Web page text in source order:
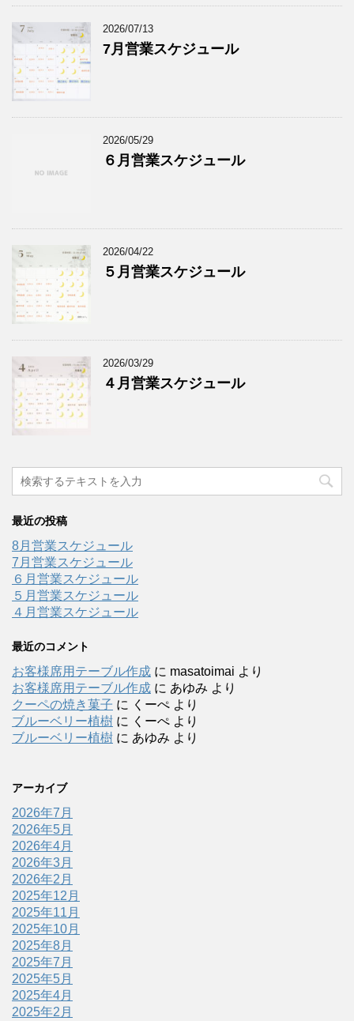
2026/07/13
7月営業スケジュール
2026/05/29
６月営業スケジュール
2026/04/22
５月営業スケジュール
2026/03/29
４月営業スケジュール
最近の投稿
8月営業スケジュール
7月営業スケジュール
６月営業スケジュール
５月営業スケジュール
４月営業スケジュール
最近のコメント
お客様席用テーブル作成 に masatoimai より
お客様席用テーブル作成 に あゆみ より
クーペの焼き菓子 に くーぺ より
ブルーベリー植樹 に くーぺ より
ブルーベリー植樹 に あゆみ より
アーカイブ
2026年7月
2026年5月
2026年4月
2026年3月
2026年2月
2025年12月
2025年11月
2025年10月
2025年8月
2025年7月
2025年5月
2025年4月
2025年2月